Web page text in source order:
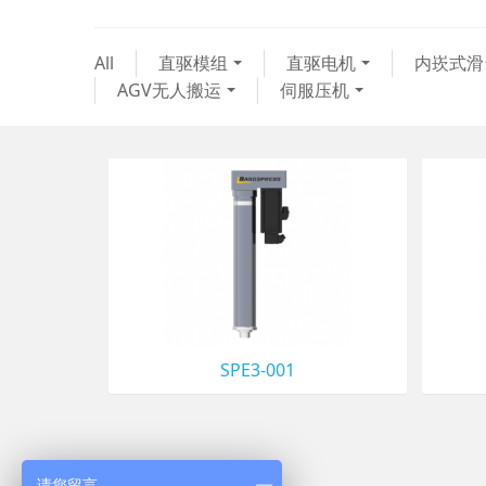
All 直驱模组 直驱电机
内崁式
AGV无人搬运
伺服压机
SPE3-001